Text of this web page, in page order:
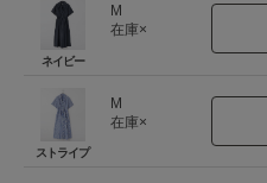
ネイビー
M
在庫×
ストライプ
M
在庫×